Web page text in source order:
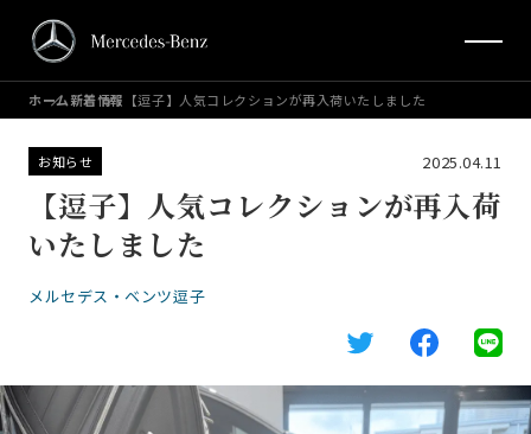
ホーム新着情報 【逗子】人気コレクションが再入荷いたしました
お知らせ 2025.04.11
【逗子】人気コレクションが再入荷
いたしました
メルセデス・ベンツ逗子